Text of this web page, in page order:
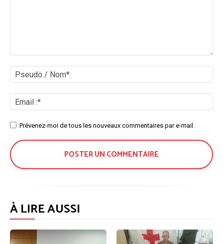
/
:*
SitePrévenez-moi de tous les nouveaux commentaires par e-mail.
À LIRE AUSSI